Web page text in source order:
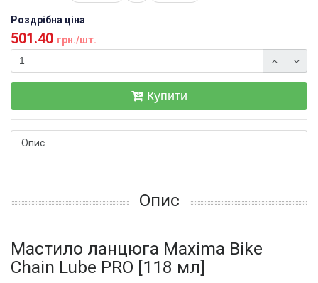
Роздрібна ціна
501.40 грн./шт.
Купити
Опис
Опис
Мастило ланцюга Maxima Bike
Chain Lube PRO [118 мл]